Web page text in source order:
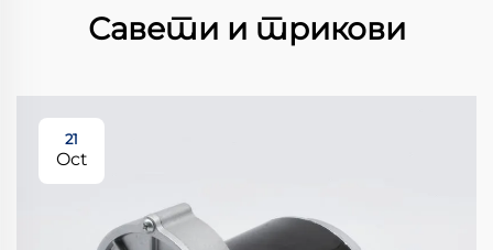
Савети и трикови
21
Oct